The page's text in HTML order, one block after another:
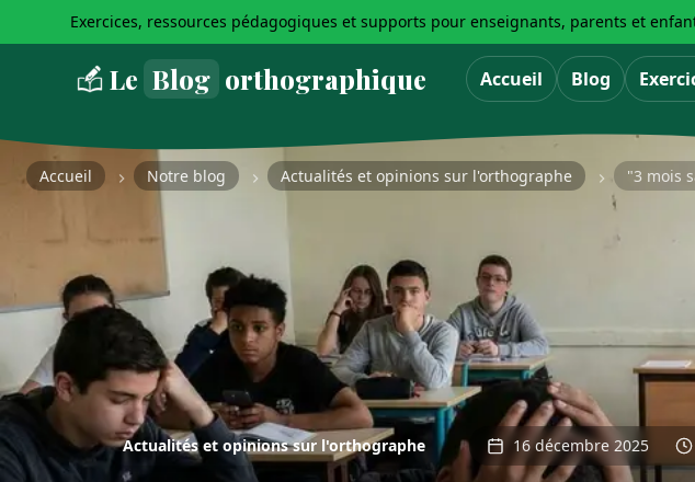
Exercices, ressources pédagogiques et supports pour enseignants, parents et
Le Blog orthographique Accueil Blog
Accueil Notre blog Actualités et opinions sur l'orthographe "3 mois
Actualités et opinions sur l'orthographe 16 décembre 2025